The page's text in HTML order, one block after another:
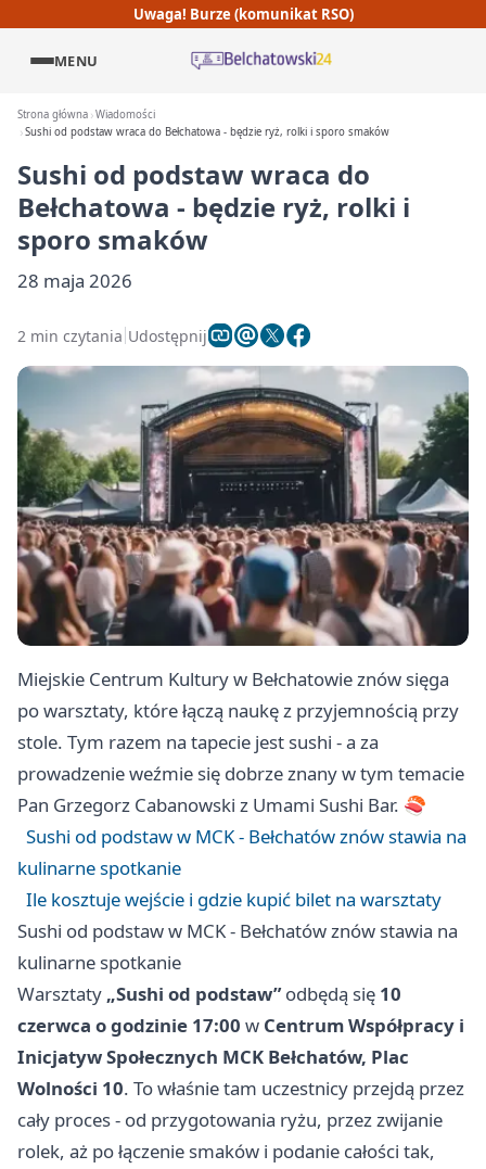
Uwaga! Burze (komunikat RSO)
MENU
Strona główna Wiadomości
Sushi od podstaw wraca do Bełchatowa - będzie ryż, rolki i sporo smaków
Sushi od podstaw wraca do
Bełchatowa - będzie ryż, rolki i
sporo smaków
28 maja 2026
2 min czytania Udostępnij
Miejskie Centrum Kultury w Bełchatowie znów sięga
po warsztaty, które łączą naukę z przyjemnością przy
stole. Tym razem na tapecie jest sushi - a za
prowadzenie weźmie się dobrze znany w tym temacie
Pan Grzegorz Cabanowski z Umami Sushi Bar. 🍣
Sushi od podstaw w MCK - Bełchatów znów stawia na
kulinarne spotkanie
Ile kosztuje wejście i gdzie kupić bilet na warsztaty
Sushi od podstaw w MCK - Bełchatów znów stawia na
kulinarne spotkanie
Warsztaty „Sushi od podstaw”odbędą się 10
czerwca o godzinie 17:00 w Centrum Współpracy i
Inicjatyw Społecznych MCK Bełchatów, Plac
Wolności 10. To właśnie tam uczestnicy przejdą przez
cały proces - od przygotowania ryżu, przez zwijanie
rolek, aż po łączenie smaków i podanie całości tak,